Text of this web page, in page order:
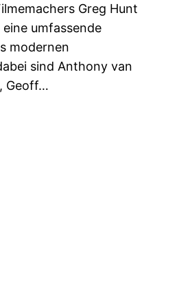
Greg Hunt
umfassende
modernen
sind Anthony van
Geoff…